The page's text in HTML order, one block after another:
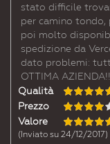
stato difficile
per camino tondo,
poi molto
spedizione da
dato problemi:
OTTIMA
Qualità
Prezzo
Valore
(Inviato su 24/12/2017)